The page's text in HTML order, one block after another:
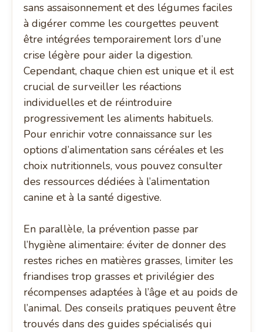
sans assaisonnement et des légumes faciles
à digérer comme les courgettes peuvent
être intégrées temporairement lors d’une
crise légère pour aider la digestion.
Cependant, chaque chien est unique et il est
crucial de surveiller les réactions
individuelles et de réintroduire
progressivement les aliments habituels.
Pour enrichir votre connaissance sur les
options d’alimentation sans céréales et les
choix nutritionnels, vous pouvez consulter
des ressources dédiées à l’alimentation
canine et à la santé digestive.
En parallèle, la prévention passe par
l’hygiène alimentaire: éviter de donner des
restes riches en matières grasses, limiter les
friandises trop grasses et privilégier des
récompenses adaptées à l’âge et au poids de
l’animal. Des conseils pratiques peuvent être
trouvés dans des guides spécialisés qui